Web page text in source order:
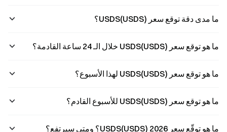
ما مدى دقة توقع سعر USDS(USDS)؟
ما هو توقع سعر USDS(USDS) خلال الـ 24 ساعة القادمة؟
ما هو توقع سعر USDS(USDS) لهذا الأسبوع؟
ما هو توقع سعر USDS(USDS) للأسبوع القادم؟
ما هو توقّع سعر USDS(USDS) 2026؟ ومتى سيرتفع؟